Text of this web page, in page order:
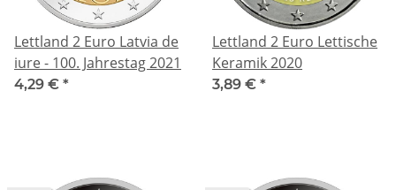
Lettland 2 Euro Latvia de
iure - 100. Jahrestag 2021
4,29 € *
Lettland 2 Euro Lettische
Keramik 2020
3,89 € *